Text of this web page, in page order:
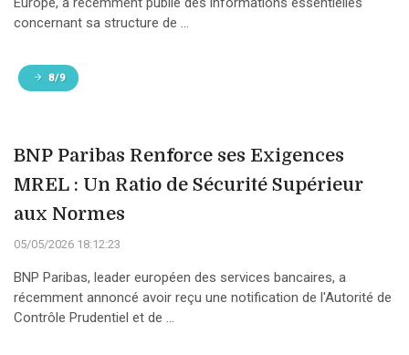
concernant sa structure de ...
8/9
BNP Paribas Renforce ses Exigences
MREL : Un Ratio de Sécurité Supérieur
aux Normes
05/05/2026 18:12:23
BNP Paribas, leader européen des services bancaires, a
récemment annoncé avoir reçu une notification de l'Autorité de
Contrôle Prudentiel et de ...